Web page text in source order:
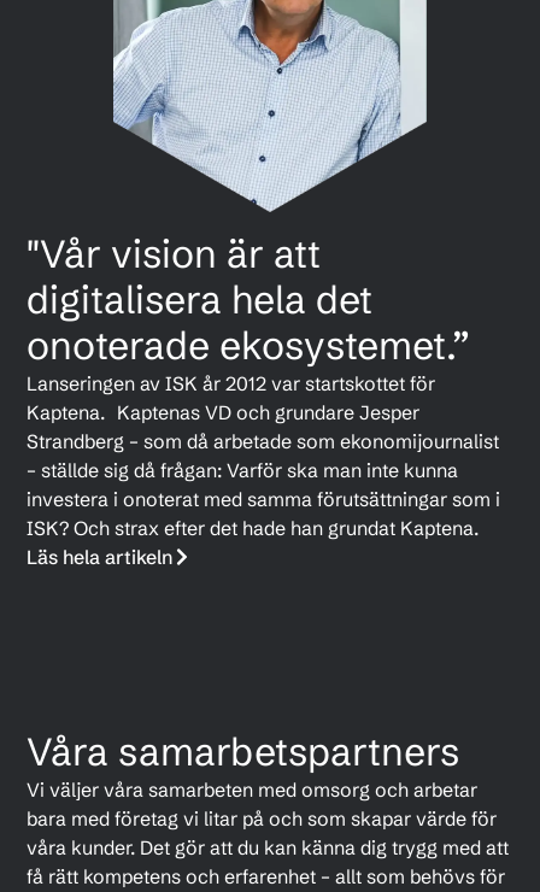
"Vår vision är att
digitalisera hela det
onoterade ekosystemet.”
Lanseringen av ISK år 2012 var startskottet för
Kaptena. Kaptenas VD och grundare Jesper
Strandberg – som då arbetade som ekonomijournalist
– ställde sig då frågan: Varför ska man inte kunna
investera i onoterat med samma förutsättningar som i
ISK? Och strax efter det hade han grundat Kaptena.
Läs hela artikeln
Våra samarbetspartners
Vi väljer våra samarbeten med omsorg och arbetar
bara med företag vi litar på och som skapar värde för
våra kunder. Det gör att du kan känna dig trygg med att
få rätt kompetens och erfarenhet – allt som behövs för